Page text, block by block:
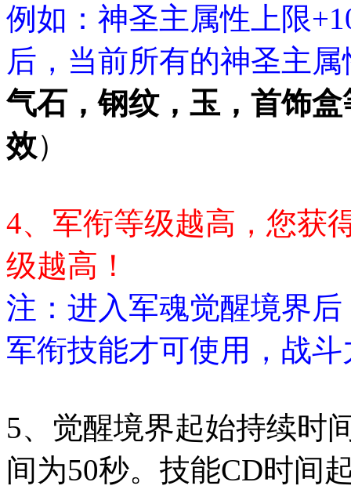
例如：神圣主属性上限
后，当前所有的神圣主
气石，钢纹，玉，首饰
效）
4、军衔等级越高，您获
级越高！
注：进入军魂觉醒境界
军衔技能才可使用，战
5、觉醒境界起始持续时
间为50秒。技能CD时间